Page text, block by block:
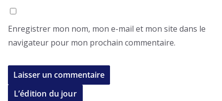
Enregistrer mon nom, mon e-mail et mon site dans le
navigateur pour mon prochain commentaire.
L’édition du jour